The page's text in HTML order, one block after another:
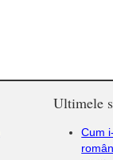
Ultimele
Cum